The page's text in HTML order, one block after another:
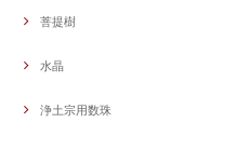
菩提樹
水晶
浄土宗用数珠